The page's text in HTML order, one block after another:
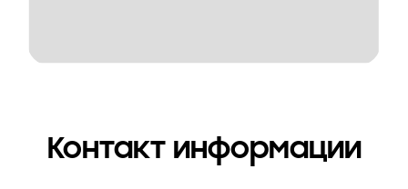
Контакт информации